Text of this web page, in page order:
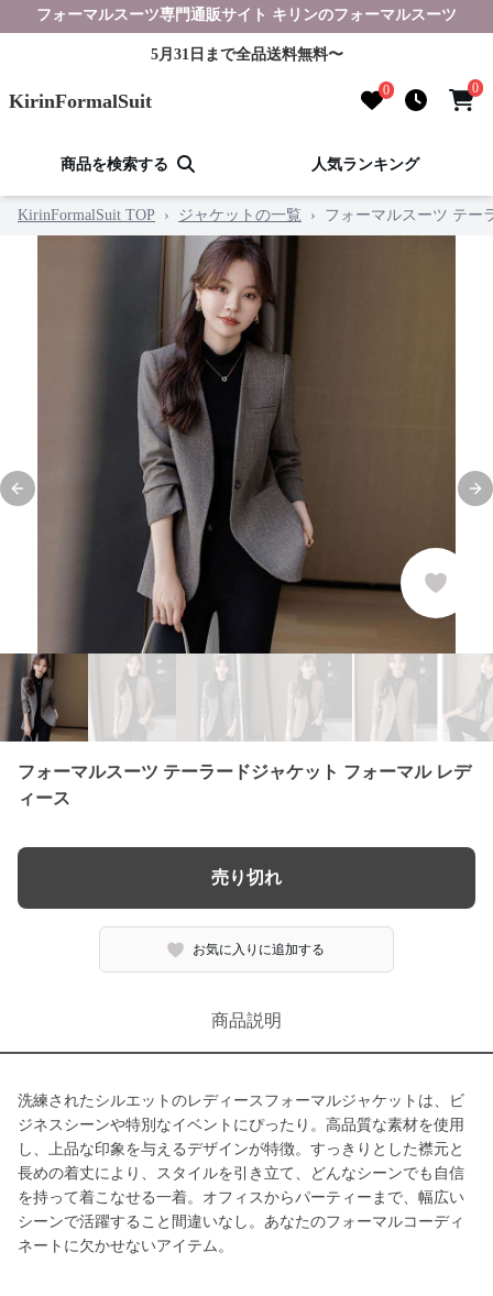
フォーマルスーツ専門通販サイト キリンのフォーマルスーツ
5月31日まで全品送料無料〜
KirinFormalSuit 0 0
商品を検索する 人気ランキング
KirinFormalSuit TOP › ジャケットの一覧 › フォーマルスーツ テー
Previous slide
フォーマルスーツ テーラードジャケット フォーマル レデ
ィース
売り切れ
お気に入りに追加する
商品説明
洗練されたシルエットのレディースフォーマルジャケットは、ビ
ジネスシーンや特別なイベントにぴったり。高品質な素材を使用
し、上品な印象を与えるデザインが特徴。すっきりとした襟元と
長めの着丈により、スタイルを引き立て、どんなシーンでも自信
を持って着こなせる一着。オフィスからパーティーまで、幅広い
シーンで活躍すること間違いなし。あなたのフォーマルコーディ
ネートに欠かせないアイテム。